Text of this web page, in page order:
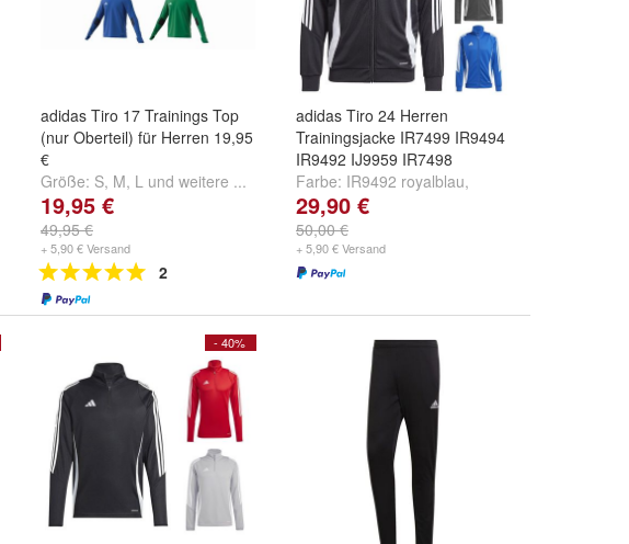
adidas Tiro 17 Trainings Top
(nur Oberteil) für Herren 19,95
€
Größe: S, M, L und weitere ...
19,95 €
49,95 €
+ 5,90 € Versand
2
adidas Tiro 24 Herren
Trainingsjacke IR7499 IR9494
IR9492 IJ9959 IR7498
Farbe: IR9492 royalblau,
IR9494 grau
weitere ...
29,90 €
50,00 €
+ 5,90 € Versand
- 40%